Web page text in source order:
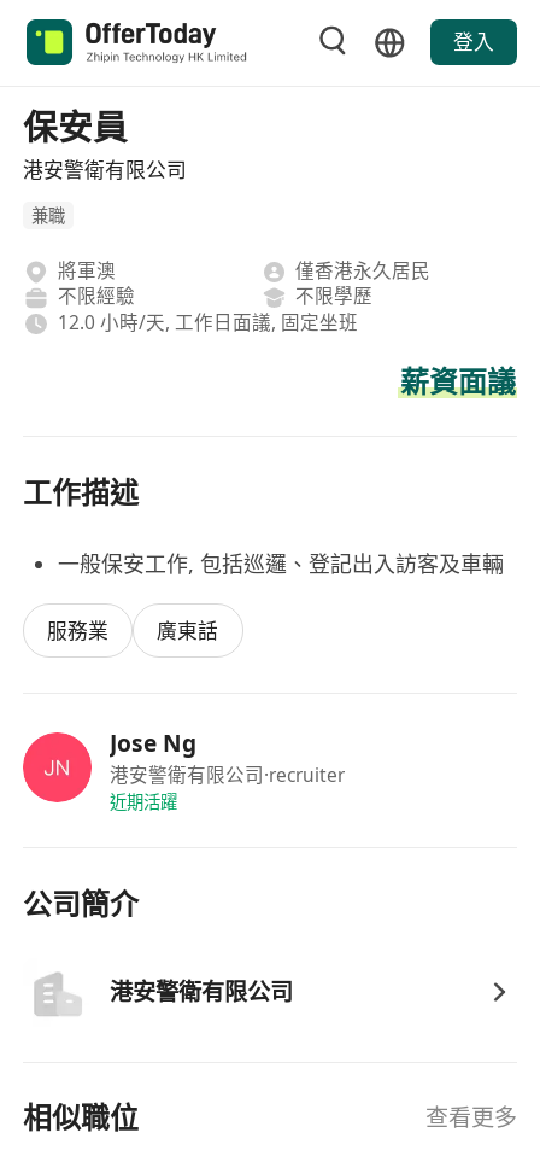
登入
保安員
港安警衛有限公司
兼職
將軍澳
僅香港永久居民
不限經驗
不限學歷
12.0 小時/天, 工作日面議, 固定坐班
薪資面議
工作描述
一般保安工作, 包括巡邏、登記出入訪客及車輛
服務業 廣東話
Jose Ng
港安警衛有限公司·recruiter
近期活躍
公司簡介
港安警衛有限公司
相似職位 查看更多